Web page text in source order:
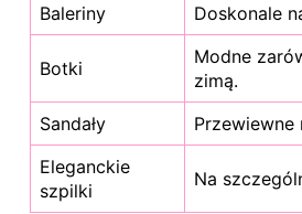
Baleriny
Doskonale
Botki
Modne
zimą.
Sandały
Przewiewne
Eleganckie
szpilki
Na